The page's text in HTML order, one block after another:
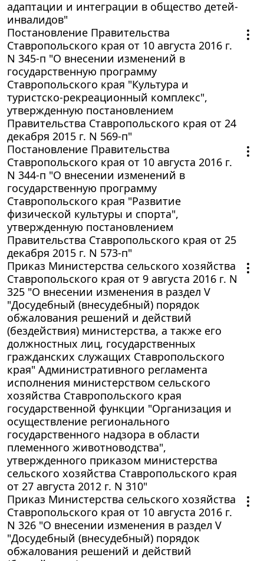
адаптации и интеграции в общество детей-
инвалидов"
Постановление Правительства
Ставропольского края от 10 августа 2016 г.
N 345-п "О внесении изменений в
государственную программу
Ставропольского края "Культура и
туристско-рекреационный комплекс",
утвержденную постановлением
Правительства Ставропольского края от 24
декабря 2015 г. N 569-п"
Постановление Правительства
Ставропольского края от 10 августа 2016 г.
N 344-п "О внесении изменений в
государственную программу
Ставропольского края "Развитие
физической культуры и спорта",
утвержденную постановлением
Правительства Ставропольского края от 25
декабря 2015 г. N 573-п"
Приказ Министерства сельского хозяйства
Ставропольского края от 9 августа 2016 г. N
325 "О внесении изменения в раздел V
"Досудебный (внесудебный) порядок
обжалования решений и действий
(бездействия) министерства, а также его
должностных лиц, государственных
гражданских служащих Ставропольского
края" Административного регламента
исполнения министерством сельского
хозяйства Ставропольского края
государственной функции "Организация и
осуществление регионального
государственного надзора в области
племенного животноводства",
утвержденного приказом министерства
сельского хозяйства Ставропольского края
от 27 августа 2012 г. N 310"
Приказ Министерства сельского хозяйства
Ставропольского края от 10 августа 2016 г.
N 326 "О внесении изменения в раздел V
"Досудебный (внесудебный) порядок
обжалования решений и действий